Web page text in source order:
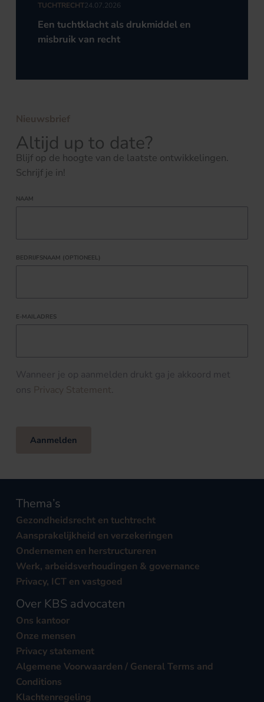
TUCHTRECHT24.07.2026
Een tuchtklacht als drukmiddel en
misbruik van recht
Nieuwsbrief
Altijd up to date?
Blijf op de hoogte van de laatste ontwikkelingen.
Schrijf je in!
NAAM
BEDRIJFSNAAM (OPTIONEEL)
E-MAILADRES
Wanneer je op aanmelden drukt ga je akkoord met
ons Privacy Statement.
Aanmelden
Thema’s
Gezondheidsrecht en tuchtrecht
Aansprakelijkheid en verzekeringen
Ondernemen en herstructureren
Werk, arbeidsverhoudingen & governance
Privacy, ICT en vastgoed
Over KBS advocaten
Ons kantoor
Onze mensen
Privacy statement
Algemene Voorwaarden / General Terms and
Conditions
Klachtenregeling